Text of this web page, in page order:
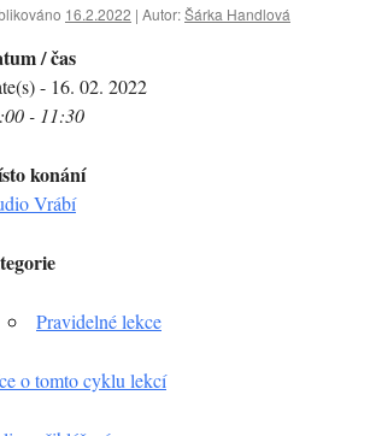
16.2.2022 | Autor:Šárka Handlová
/ čas
- 16. 02. 2022
- 11:30
konání
Vrábí
Pravidelné lekce
o tomto cyklu lekcí